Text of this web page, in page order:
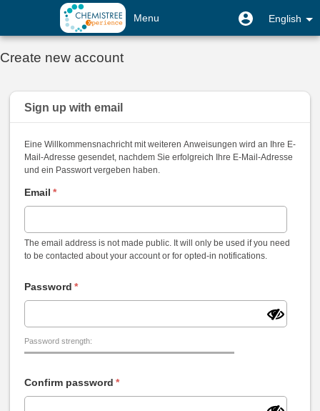
main
English
menu
User
menu
Menu
Toggle
Create new account
Sign up with email
Eine Willkommensnachricht mit weiteren Anweisungen wird an Ihre E-
Mail-Adresse gesendet, nachdem Sie erfolgreich Ihre E-Mail-Adresse
und ein Passwort vergeben haben.
Email *
The email address is not made public. It will only be used if you need
to be contacted about your account or for opted-in notifications.
Password *
Password strength:
Confirm password *